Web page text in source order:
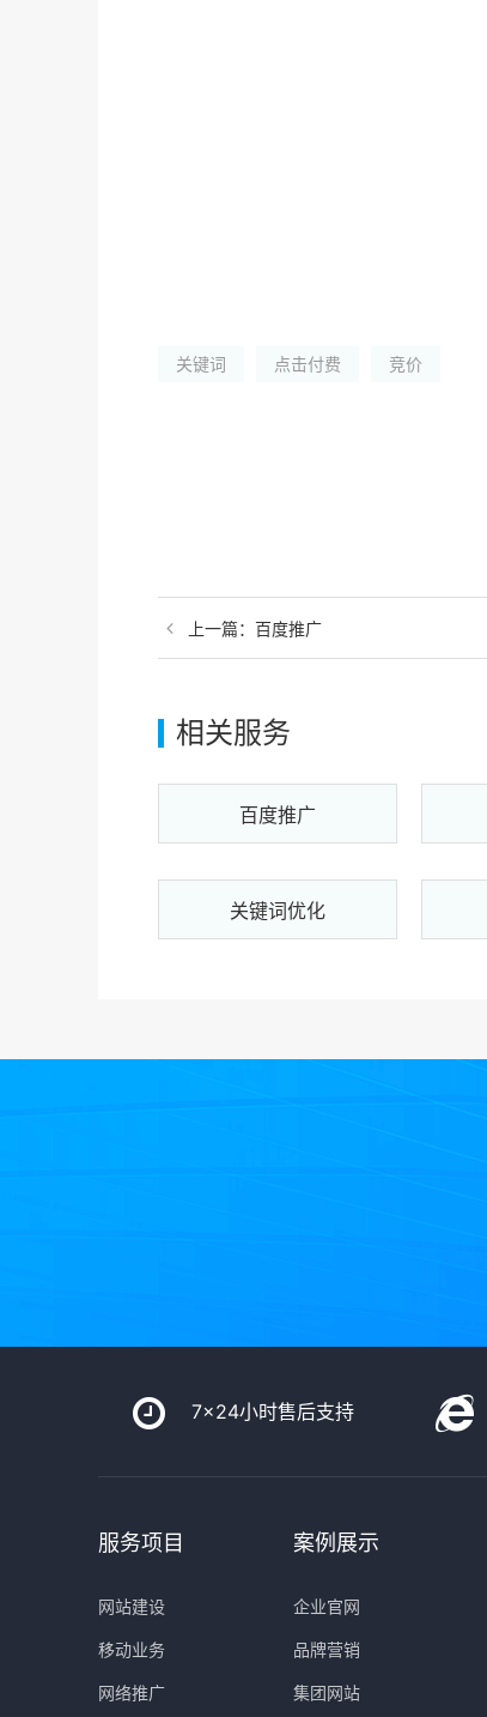
关键词 点击付费 竞价
上一篇： 百度推广
相关服务
百度推广
关键词优化
7x24小时售后支持
服务项目
网站建设
移动业务
网络推广
案例展示
企业官网
品牌营销
集团网站